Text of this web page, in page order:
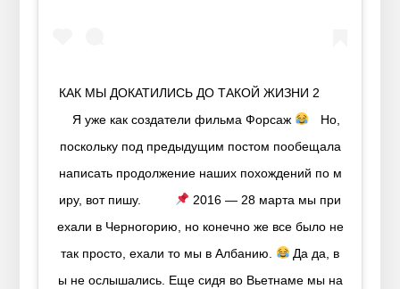
КАК МЫ ДОКАТИЛИСЬ ДО ТАКОЙ ЖИЗНИ 2⠀ ⠀
⠀ Я уже как создатели фильма Форсаж
⠀ Но,
поскольку под предыдущим постом пообещала
написать продолжение наших похождений по м
иру, вот пишу.⠀ ⠀⠀
2016 — 28 марта мы при
ехали в Черногорию, но конечно же все было не
так просто, ехали то мы в Албанию.
Да да, в
ы не ослышались. Еще сидя во Вьетнаме мы на